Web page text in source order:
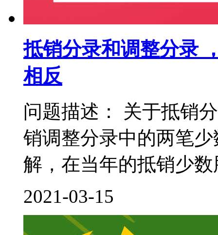
抵销分录和调整分录
相反
问题描述： 关于抵销
销调整分录中的两笔
解，在当年的抵销少
2021-03-15